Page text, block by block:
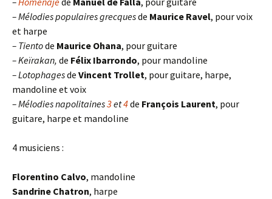
– Mélodies populaires grecquesde Maurice Ravel, pour voix
et harpe
– Tientode Maurice Ohana, pour guitare
– Keïrakan, de Félix Ibarrondo, pour mandoline
– Lotophagesde Vincent Trollet, pour guitare, harpe,
mandoline et voix
– Mélodies napolitaines3et4de François Laurent, pour
guitare, harpe et mandoline
4 musiciens :
Florentino Calvo, mandoline
Sandrine Chatron, harpe